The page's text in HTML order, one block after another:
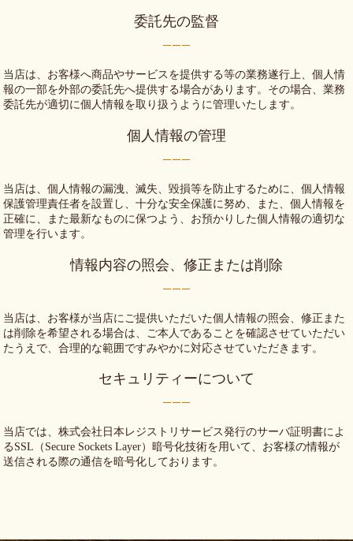
委託先の監督
当店は、お客様へ商品やサービスを提供する等の業務遂行上、個人情
報の一部を外部の委託先へ提供する場合があります。その場合、業務
委託先が適切に個人情報を取り扱うように管理いたします。
個人情報の管理
当店は、個人情報の漏洩、滅失、毀損等を防止するために、個人情報
保護管理責任者を設置し、十分な安全保護に努め、また、個人情報を
正確に、また最新なものに保つよう、お預かりした個人情報の適切な
管理を行います。
情報内容の照会、修正または削除
当店は、お客様が当店にご提供いただいた個人情報の照会、修正また
は削除を希望される場合は、ご本人であることを確認させていただい
たうえで、合理的な範囲ですみやかに対応させていただきます。
セキュリティーについて
当店では、株式会社日本レジストリサービス発行のサーバ証明書によ
るSSL（Secure Sockets Layer）暗号化技術を用いて、お客様の情報が
送信される際の通信を暗号化しております。